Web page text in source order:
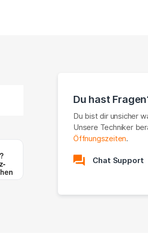
Du hast
Du bist dir unsicher
Unsere Techniker
Öffnungszeiten.
Chat Support